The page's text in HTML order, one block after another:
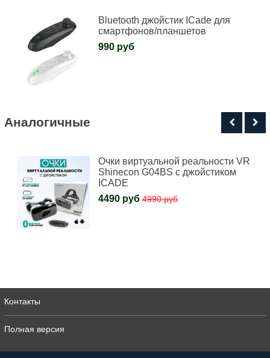
Bluetooth джойстик ICade для
смартфонов/планшетов
990 руб
Аналогичные
Очки виртуальной реальности VR
Shinecon G04BS с джойстиком
ICADE
4490 руб4990 руб
Контакты
Полная версия